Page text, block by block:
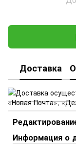
Доставка
Информация о